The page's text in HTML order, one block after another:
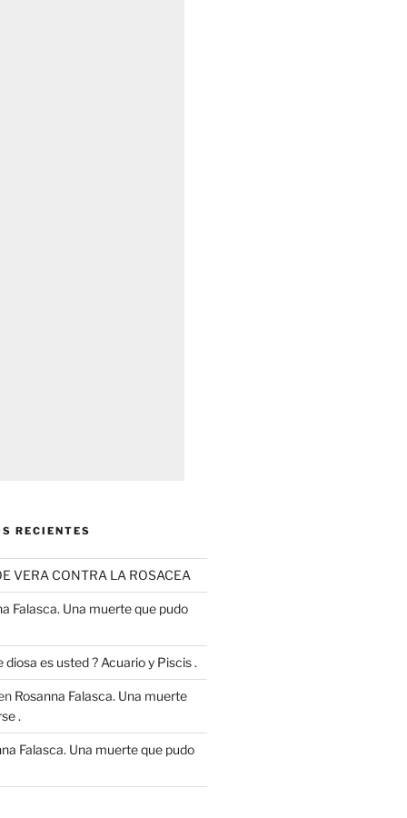
RECIENTES
VERA CONTRA LA ROSACEA
Falasca. Una muerte que pudo
diosa es usted ? Acuario y Piscis .
Rosanna Falasca. Una muerte
.
Falasca. Una muerte que pudo